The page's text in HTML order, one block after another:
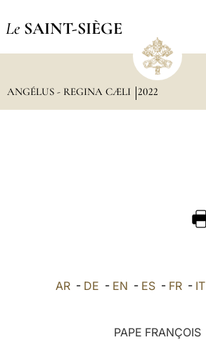
Le SAINT-SIÈGE
ANGÉLUS - REGINA CÆLI 2022
AR - DE - EN - ES - FR - IT
PAPE FRANÇOIS